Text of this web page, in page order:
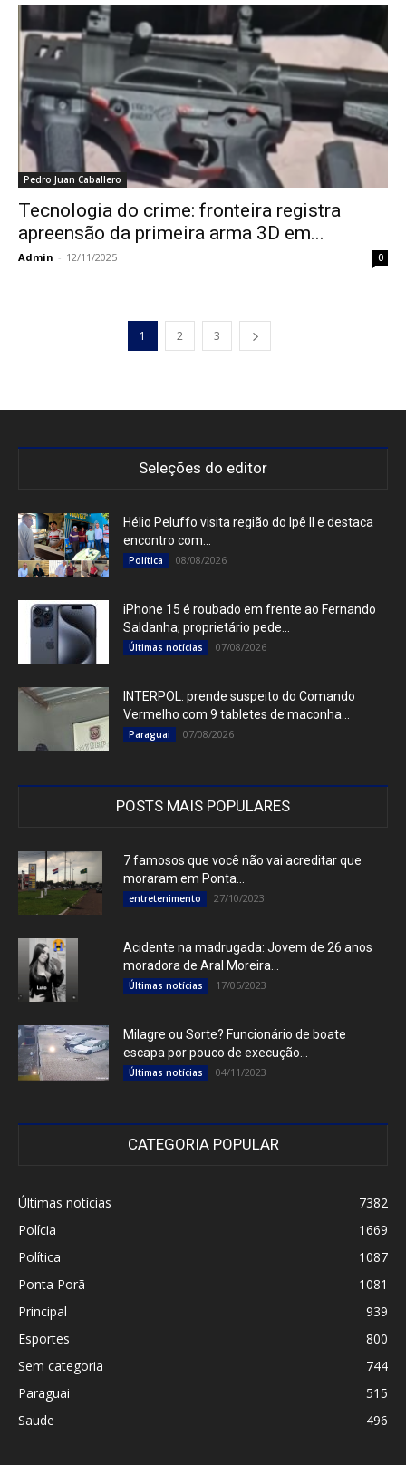
Pedro Juan Caballero
Tecnologia do crime: fronteira registra
apreensão da primeira arma 3D em...
Admin - 12/11/2025 0
1 2 3
Seleções do editor
Hélio Peluffo visita região do Ipê II e destaca
encontro com...
Política 08/08/2026
iPhone 15 é roubado em frente ao Fernando
Saldanha; proprietário pede...
Últimas notícias 07/08/2026
INTERPOL: prende suspeito do Comando
Vermelho com 9 tabletes de maconha...
Paraguai 07/08/2026
POSTS MAIS POPULARES
7 famosos que você não vai acreditar que
moraram em Ponta...
entretenimento 27/10/2023
Acidente na madrugada: Jovem de 26 anos
moradora de Aral Moreira...
Últimas notícias 17/05/2023
Milagre ou Sorte? Funcionário de boate
escapa por pouco de execução...
Últimas notícias 04/11/2023
CATEGORIA POPULAR
Últimas notícias
7382
Polícia
1669
Política
1087
Ponta Porã
1081
Principal
939
Esportes
800
Sem categoria
744
Paraguai
515
Saude
496